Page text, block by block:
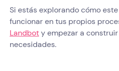
Si estás explorando cómo
funcionar en tus propios
Landboty empezar a
necesidades.